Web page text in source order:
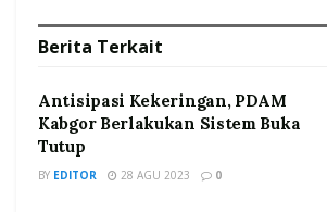
Berita Terkait
Antisipasi Kekeringan, PDAM
Kabgor Berlakukan Sistem Buka
Tutup
BY EDITOR 28 AGU 2023 0